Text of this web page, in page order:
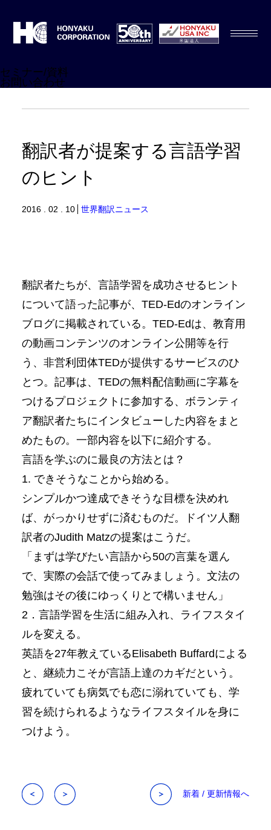
セミナー/資料
お問い合わせ
翻訳者が提案する言語学習
のヒント
2016 . 02 . 10 世界翻訳ニュース
翻訳者たちが、言語学習を成功させるヒント
について語った記事が、TED-Edのオンライン
ブログに掲載されている。TED-Edは、教育用
の動画コンテンツのオンライン公開等を行
う、非営利団体TEDが提供するサービスのひ
とつ。記事は、TEDの無料配信動画に字幕を
つけるプロジェクトに参加する、ボランティ
ア翻訳者たちにインタビューした内容をまと
めたもの。一部内容を以下に紹介する。
言語を学ぶのに最良の方法とは？
1. できそうなことから始める。
シンプルかつ達成できそうな目標を決めれ
ば、がっかりせずに済むものだ。ドイツ人翻
訳者のJudith Matzの提案はこうだ。
「まずは学びたい言語から50の言葉を選ん
で、実際の会話で使ってみましょう。文法の
勉強はその後にゆっくりとで構いません」
2．言語学習を生活に組み入れ、ライフスタイ
ルを変える。
英語を27年教えているElisabeth Buffardによる
と、継続力こそが言語上達のカギだという。
疲れていても病気でも恋に溺れていても、学
習を続けられるようなライフスタイルを身に
つけよう。
新着 / 更新情報へ